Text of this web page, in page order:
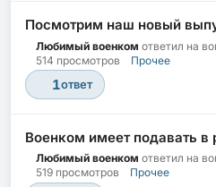
Посмотрим наш новый
Любимый военком ответил на
514 просмотров
Прочее
1ответ
Военком имеет подавать в
Любимый военком ответил на
519 просмотров
Прочее